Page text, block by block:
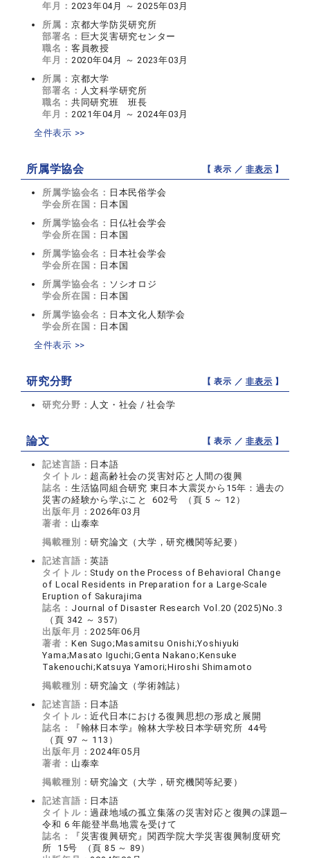
年月： 2023年04月 ～ 2025年03月
所属： 京都大学防災研究所
部署名： 巨大災害研究センター
職名： 客員教授
年月： 2020年04月 ～ 2023年03月
所属： 京都大学
部署名： 人文科学研究所
職名： 共同研究班 班長
年月： 2021年04月 ～ 2024年03月
全件表示 >>
所属学協会 【 表示 ／非表示 】
所属学協会名： 日本民俗学会
学会所在国： 日本国
所属学協会名： 日仏社会学会
学会所在国： 日本国
所属学協会名： 日本社会学会
学会所在国： 日本国
所属学協会名： ソシオロジ
学会所在国： 日本国
所属学協会名： 日本文化人類学会
学会所在国： 日本国
全件表示 >>
研究分野 【 表示 ／非表示 】
研究分野： 人文・社会 / 社会学
論文 【 表示 ／非表示 】
記述言語： 日本語
タイトル： 超高齢社会の災害対応と人間の復興
誌名： 生活協同組合研究 東日本大震災から15年：過去の
災害の経験から学ぶこと 602号 （頁 5 ～ 12）
出版年月：2026年03月
著者： 山泰幸
掲載種別：研究論文（大学，研究機関等紀要）
記述言語：英語
タイトル： Study on the Process of Behavioral Change
of Local Residents in Preparation for a Large-Scale
Eruption of Sakurajima
誌名： Journal of Disaster Research Vol.20 (2025)No.3
（頁 342 ～ 357）
出版年月：2025年06月
著者： Ken Sugo;Masamitsu Onishi;Yoshiyuki
Yama;Masato Iguchi;Genta Nakano;Kensuke
Takenouchi;Katsuya Yamori;Hiroshi Shimamoto
掲載種別：研究論文（学術雑誌）
記述言語： 日本語
タイトル：近代日本における復興思想の形成と展開
誌名：
『翰林日本学』翰林大学校日本学研究所 44号
（頁 97 ～ 113）
出版年月：2024年05月
著者： 山泰幸
掲載種別：研究論文（大学，研究機関等紀要）
記述言語： 日本語
タイトル：過疎地域の孤立集落の災害対応と復興の課題─
令和 6 年能登半島地震を受けて
誌名：
『災害復興研究』関西学院大学災害復興制度研究
所 15号 （頁 85 ～ 89）